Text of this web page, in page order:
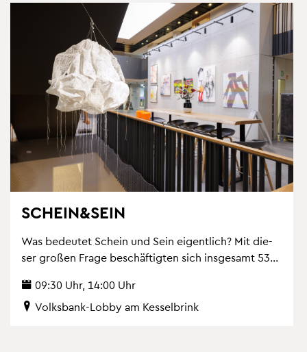
SCHEIN&SEIN
Was be­deu­tet Schein und Sein ei­gent­lich? Mit die­
ser gro­ßen Frage be­schäf­tig­ten sich ins­ge­samt 53...
09:30 Uhr, 14:00 Uhr
Volks­bank-Lobby am Kes­sel­brink